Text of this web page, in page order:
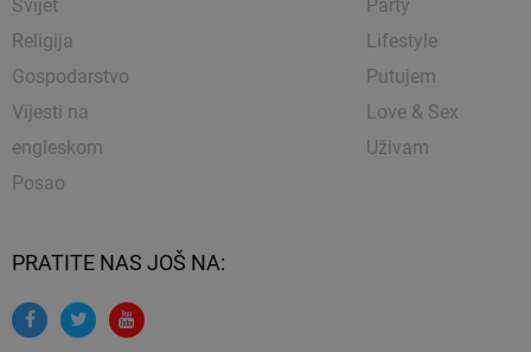
Svijet
Religija
Gospodarstvo
Vijesti na
engleskom
Posao
Party
Lifestyle
Putujem
Love & Sex
Uživam
PRATITE NAS JOŠ NA: